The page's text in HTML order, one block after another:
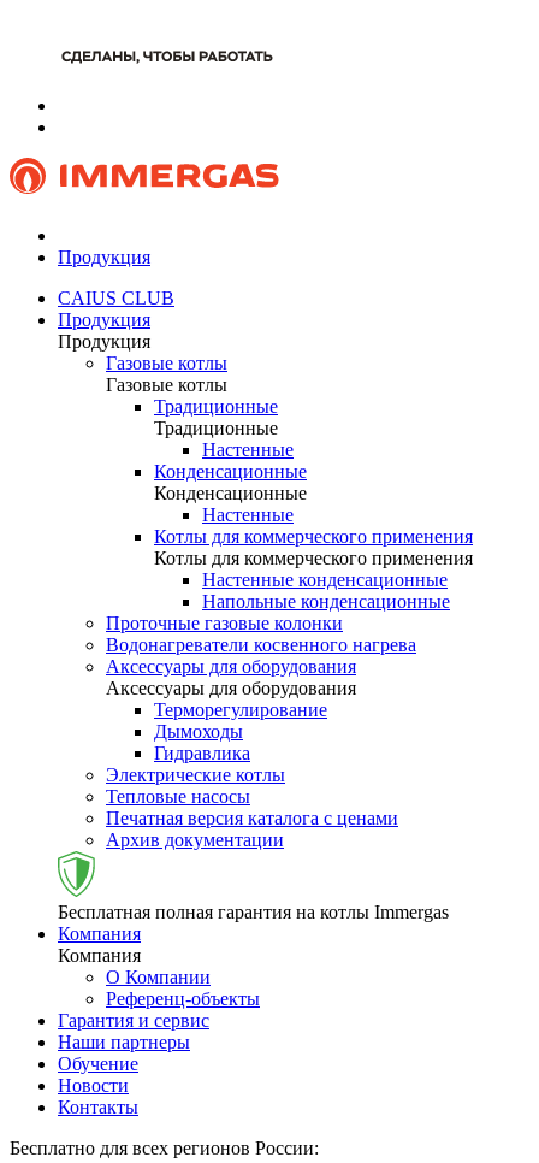
Продукция
CAIUS CLUB
Продукция
Продукция
Газовые котлы
Газовые котлы
Традиционные
Традиционные
Настенные
Конденсационные
Конденсационные
Настенные
Котлы для коммерческого применения
Котлы для коммерческого применения
Настенные конденсационные
Напольные конденсационные
Проточные газовые колонки
Водонагреватели косвенного нагрева
Аксессуары для оборудования
Аксессуары для оборудования
Терморегулирование
Дымоходы
Гидравлика
Электрические котлы
Тепловые насосы
Печатная версия каталога с ценами
Архив документации
Бесплатная полная гарантия на котлы Immergas
Компания
Компания
О Компании
Референц-объекты
Гарантия и сервис
Наши партнеры
Обучение
Новости
Контакты
Бесплатно для всех регионов России: